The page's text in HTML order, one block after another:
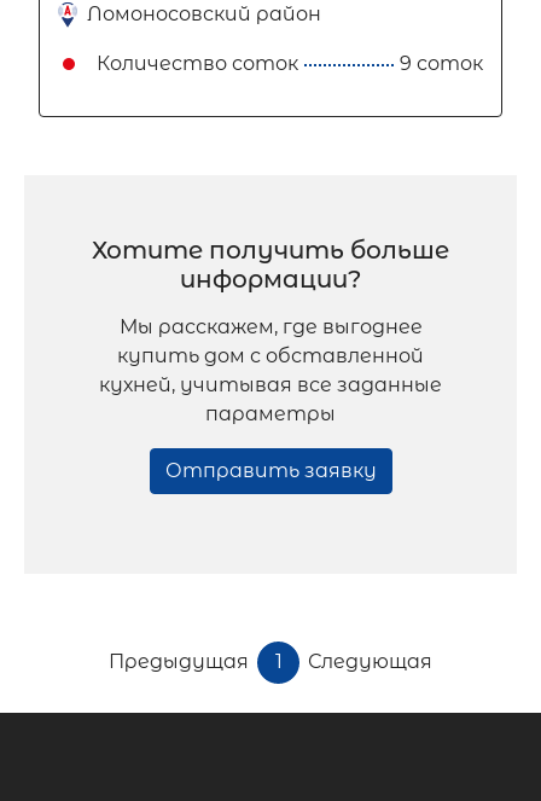
Ломоносовский район
Количество соток 9 соток
Хотите получить больше
информации?
Мы расскажем, где выгоднее
купить дом с обставленной
кухней, учитывая все заданные
параметры
Отправить заявку
Предыдущая 1 Следующая